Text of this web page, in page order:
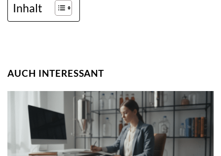
Inhalt
AUCH INTERESSANT